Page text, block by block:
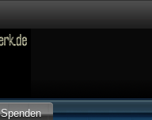
Spenden